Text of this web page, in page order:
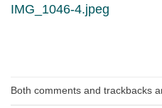
IMG_1046-4.jpeg
Both comments and trackbacks